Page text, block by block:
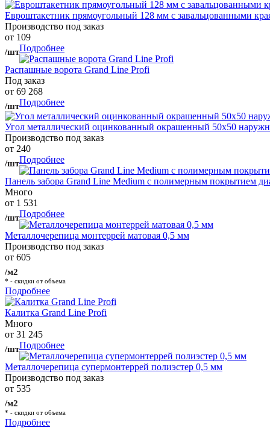
Евроштакетник прямоугольный 128 мм с завальцованными
Производство под заказ
от 109
/штПодробнее
Распашные ворота Grand Line Profi
Под заказ
от 69 268
/штПодробнее
Угол металлический оцинкованный окрашенный 50х50
Производство под заказ
от 240
/штПодробнее
Панель забора Grand Line Medium с полимерным покрытием
Много
от 1 531
/штПодробнее
Металлочерепица монтеррей матовая 0,5 мм
Производство под заказ
от 605
/м2
* - скидки от объема
Подробнее
Калитка Grand Line Profi
Много
от 31 245
/штПодробнее
Металлочерепица супермонтеррей полиэстер 0,5 мм
Производство под заказ
от 535
/м2
* - скидки от объема
Подробнее